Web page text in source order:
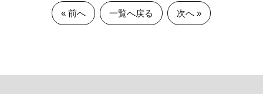
« 前へ 一覧へ戻る 次へ »